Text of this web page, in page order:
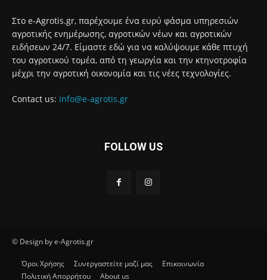
Στο e-Agrotis.gr, παρέχουμε ένα ευρύ φάσμα υπηρεσιών
αγροτικής ενημέρωσης, αγροτικών νέων και αγροτικών
ειδήσεων 24/7. Είμαστε εδώ για να καλύψουμε κάθε πτυχή
του αγροτικού τομέα, από τη γεωργία και την κτηνοτροφία
μέχρι την αγροτική οικονομία και τις νέες τεχνολογίες.
Contact us: info@e-agrotis.gr
FOLLOW US
© Design by e-Agrotis.gr
Όροι Χρήσης Συνεργαστείτε μαζί μας
Επικοινωνία
Πολιτική Απορρήτου
About us